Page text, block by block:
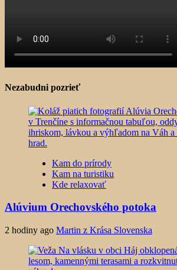
Nezabudni pozrieť
Kam do prírody
Kam na turistiku
Kde relaxovať
Alúvium Orechovského potoka
2 hodiny ago Martin z Krása Slovenska